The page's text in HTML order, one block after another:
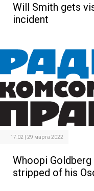
Will Smith gets
incident
17:02 | 29 марта 2022
Whoopi
stripped of his